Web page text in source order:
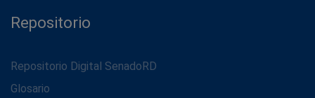
Repositorio
Repositorio Digital SenadoRD
Glosario